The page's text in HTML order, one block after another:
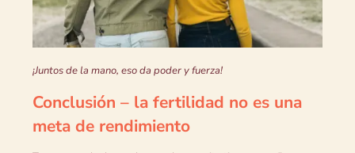
¡Juntos de la mano, eso da poder y fuerza!
Conclusión – la fertilidad no es una
meta de rendimiento